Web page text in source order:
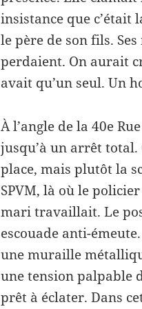
insistance que c’était
le père de son fils.
perdaient. On aurait
avait qu’un seul. Un
À l’angle de la 40e
jusqu’à un arrêt total.
place, mais plutôt la
SPVM, là où le
mari travaillait. Le
escouade anti-
une muraille
une tension palpable
prêt à éclater. Dans